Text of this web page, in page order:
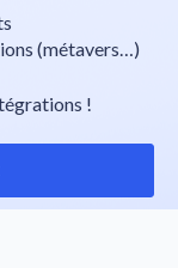
(métavers…)
!